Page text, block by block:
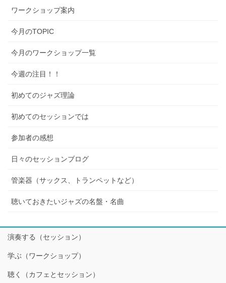
ワークショップ案内
今月のTOPIC
今月のワークショップ一覧
今週の注目！！
初めてのジャズ理論
初めてのセッションでは
参加者の感想
日々のセッションブログ
管楽器（サックス、トランペットなど）
聴いておきたいジャズの名盤・名曲
演奏する（セッション）
学ぶ（ワークショップ）
聴く（カフェとセッション）